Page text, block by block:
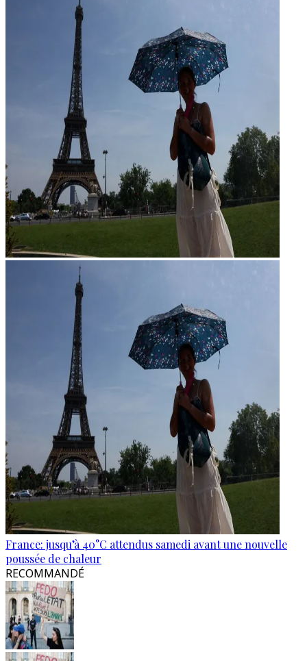
France: jusqu’à 40°C attendus samedi avant une nouvelle
poussée de chaleur
RECOMMANDÉ